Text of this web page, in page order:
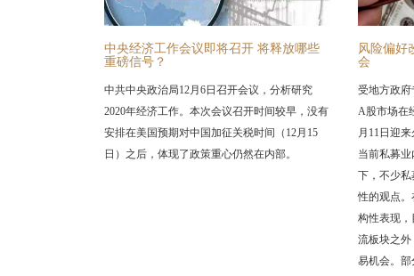
中央经济工作会议即将召开 将释放哪些
重磅信号？
中共中央政治局12月6日召开会议，分析研究
2020年经济工作。本次会议召开时间较早，没有
安排在美国预期对中国加征关税时间（12月15
日）之后，体现了政策重心仍然在内部。
风险偏好
会
受地方政府
A股市场在
月11日迎
当前私募
下，不少
性的观点
构性表现
流板块之
易机会。部